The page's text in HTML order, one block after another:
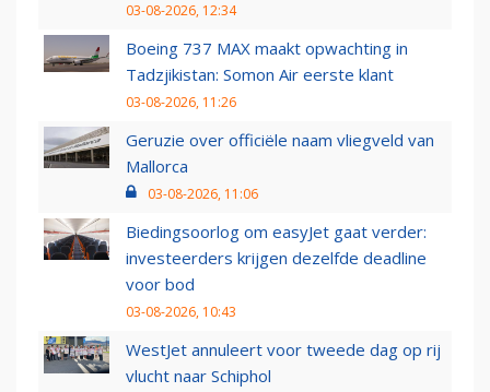
03-08-2026, 12:34
Boeing 737 MAX maakt opwachting in
Tadzjikistan: Somon Air eerste klant
03-08-2026, 11:26
Geruzie over officiële naam vliegveld van
Mallorca
03-08-2026, 11:06
Biedingsoorlog om easyJet gaat verder:
investeerders krijgen dezelfde deadline
voor bod
03-08-2026, 10:43
WestJet annuleert voor tweede dag op rij
vlucht naar Schiphol